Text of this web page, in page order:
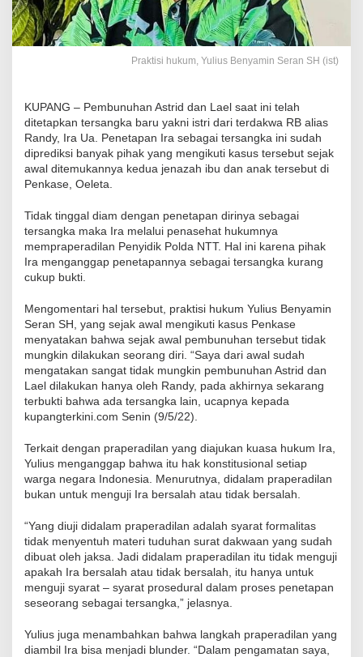
Praktisi hukum, Yulius Benyamin Seran SH (ist)
KUPANG – Pembunuhan Astrid dan Lael saat ini telah
ditetapkan tersangka baru yakni istri dari terdakwa RB alias
Randy, Ira Ua. Penetapan Ira sebagai tersangka ini sudah
diprediksi banyak pihak yang mengikuti kasus tersebut sejak
awal ditemukannya kedua jenazah ibu dan anak tersebut di
Penkase, Oeleta.
Tidak tinggal diam dengan penetapan dirinya sebagai
tersangka maka Ira melalui penasehat hukumnya
mempraperadilan Penyidik Polda NTT. Hal ini karena pihak
Ira menganggap penetapannya sebagai tersangka kurang
cukup bukti.
Mengomentari hal tersebut, praktisi hukum Yulius Benyamin
Seran SH, yang sejak awal mengikuti kasus Penkase
menyatakan bahwa sejak awal pembunuhan tersebut tidak
mungkin dilakukan seorang diri. “Saya dari awal sudah
mengatakan sangat tidak mungkin pembunuhan Astrid dan
Lael dilakukan hanya oleh Randy, pada akhirnya sekarang
terbukti bahwa ada tersangka lain, ucapnya kepada
kupangterkini.com Senin (9/5/22).
Terkait dengan praperadilan yang diajukan kuasa hukum Ira,
Yulius menganggap bahwa itu hak konstitusional setiap
warga negara Indonesia. Menurutnya, didalam praperadilan
bukan untuk menguji Ira bersalah atau tidak bersalah.
“Yang diuji didalam praperadilan adalah syarat formalitas
tidak menyentuh materi tuduhan surat dakwaan yang sudah
dibuat oleh jaksa. Jadi didalam praperadilan itu tidak menguji
apakah Ira bersalah atau tidak bersalah, itu hanya untuk
menguji syarat – syarat prosedural dalam proses penetapan
seseorang sebagai tersangka,” jelasnya.
Yulius juga menambahkan bahwa langkah praperadilan yang
diambil Ira bisa menjadi blunder. “Dalam pengamatan saya,